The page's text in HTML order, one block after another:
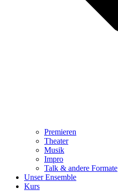
Premieren
Theater
Musik
Impro
Talk & andere Formate
Unser Ensemble
Kurs